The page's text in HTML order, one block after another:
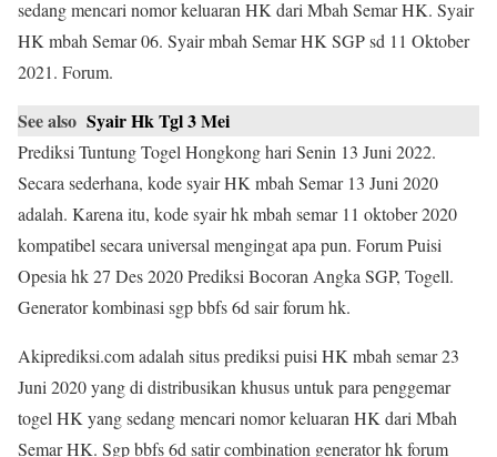
sedang mencari nomor keluaran HK dari Mbah Semar HK. Syair
HK mbah Semar 06. Syair mbah Semar HK SGP sd 11 Oktober
2021. Forum.
See also Syair Hk Tgl 3 Mei
Prediksi Tuntung Togel Hongkong hari Senin 13 Juni 2022.
Secara sederhana, kode syair HK mbah Semar 13 Juni 2020
adalah. Karena itu, kode syair hk mbah semar 11 oktober 2020
kompatibel secara universal mengingat apa pun. Forum Puisi
Opesia hk 27 Des 2020 Prediksi Bocoran Angka SGP, Togell.
Generator kombinasi sgp bbfs 6d sair forum hk.
Akiprediksi.com adalah situs prediksi puisi HK mbah semar 23
Juni 2020 yang di distribusikan khusus untuk para penggemar
togel HK yang sedang mencari nomor keluaran HK dari Mbah
Semar HK. Sgp bbfs 6d satir combination generator hk forum